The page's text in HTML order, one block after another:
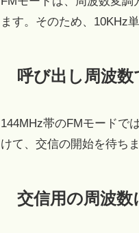
ます。そのため、10KHz
呼び出し周波
144MHz帯のFMモードで
けて、交信の開始を待ちま
交信用の周波